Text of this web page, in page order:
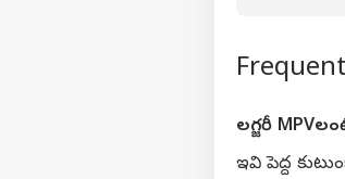
లగ్జరీ
ఇవి పెద్ద